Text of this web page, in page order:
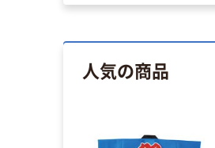
人気の商品